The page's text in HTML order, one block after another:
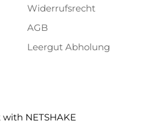
Widerrufsrecht
AGB
Leergut Abholung
with NETSHAKE